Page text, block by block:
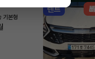
기본형
렌트